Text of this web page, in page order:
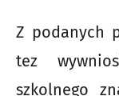
Z podanych
tez
szkolnego